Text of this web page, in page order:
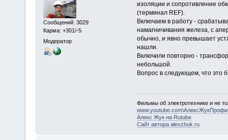
Сообщений: 3029
Карма: +301/-5
Модератор
изоляции и сопротивление
(терминал REF).
Включаем в работу -
намагничивания железа, с
обычно, и явно превышает
нашли.
Включили повторно -
небольшой.
Вопрос в следующем, что это
Фильмы об электротехнике и не
www.youtube.com\АлексЖукПрофи
Алекс Жук на Rutube
Сайт автора alexzhuk.ru